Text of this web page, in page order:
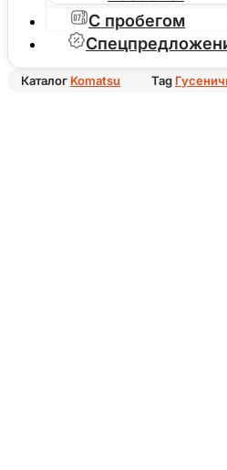
С пробегом
Каталог Komatsu Tag